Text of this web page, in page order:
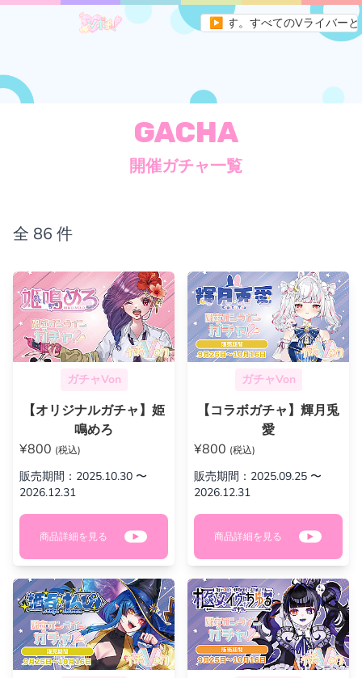
▶
来を作るためのメディアサイトです。すべてのVライバーとファン
GACHA
開催ガチャ一覧
全 86 件
ガチャVon
【オリジナルガチャ】姫
鳴めろ
¥800 (税込)
販売期間：2025.10.30 〜
2026.12.31
商品詳細を見る
ガチャVon
【コラボガチャ】輝月兎
愛
¥800 (税込)
販売期間：2025.09.25 〜
2026.12.31
商品詳細を見る